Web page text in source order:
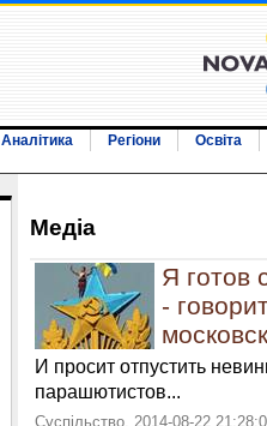
Аналітика Регіони
Освіта
Медiа
Я готов
-
И просит отпустить
парашютистов...
Суспільство. 2014-08-22